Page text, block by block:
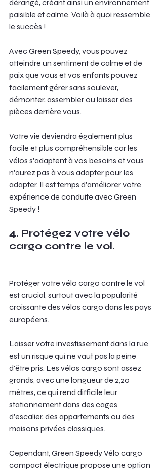
dérangé, créant ainsi un environnement
paisible et calme. Voilà à quoi ressemble
le succès !
Avec Green Speedy, vous pouvez
atteindre un sentiment de calme et de
paix que vous et vos enfants pouvez
facilement gérer sans soulever,
démonter, assembler ou laisser des
pièces derrière vous.
Votre vie deviendra également plus
facile et plus compréhensible car les
vélos s'adaptent à vos besoins et vous
n'aurez pas à vous adapter pour les
adapter. Il est temps d'améliorer votre
expérience de conduite avec Green
Speedy !
4. Protégez votre vélo
cargo contre le vol.
Protéger votre vélo cargo contre le vol
est crucial, surtout avec la popularité
croissante des vélos cargo dans les pays
européens.
Laisser votre investissement dans la rue
est un risque qui ne vaut pas la peine
d'être pris. Les vélos cargo sont assez
grands, avec une longueur de 2,20
mètres, ce qui rend difficile leur
stationnement dans des cages
d'escalier, des appartements ou des
maisons privées classiques.
Cependant, Green Speedy Vélo cargo
compact électrique propose une option